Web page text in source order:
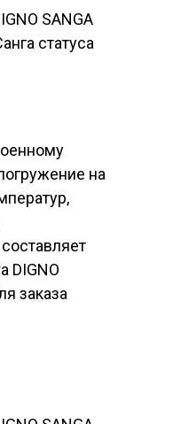
на
DIGNO
заказа